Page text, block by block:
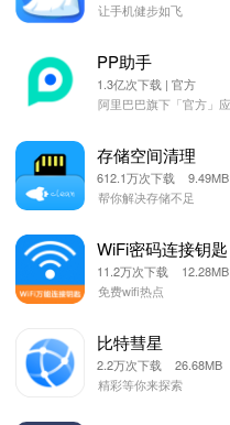
让手机健步如飞
PP助手
1.3亿次下载 | 官方
存储空间清理
612.1万次下载 9.49MB
帮你解决存储不足
WiFi密码连接钥匙
11.2万次下载 12.28MB
免费wifi热点
比特彗星
2.2万次下载 26.68MB
精彩等你来探索